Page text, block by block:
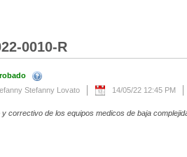
0010-R
Stefanny Lovato
14/05/22 12:45 PM
correctivo de los equipos medicos de baja